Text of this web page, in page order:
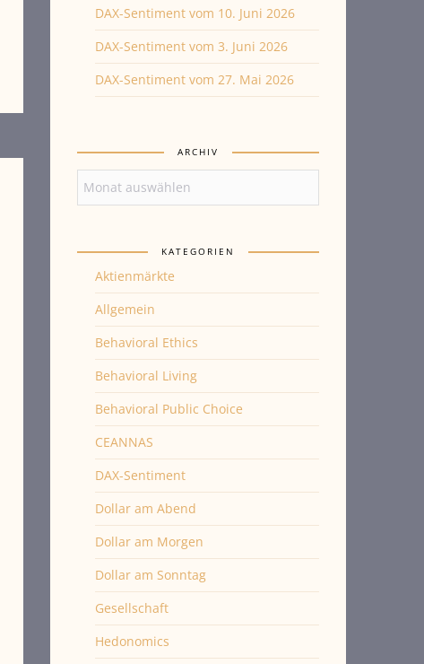
DAX-Sentiment vom 10. Juni 2026
DAX-Sentiment vom 3. Juni 2026
DAX-Sentiment vom 27. Mai 2026
ARCHIV
KATEGORIEN
Aktienmärkte
Allgemein
Behavioral Ethics
Behavioral Living
Behavioral Public Choice
CEANNAS
DAX-Sentiment
Dollar am Abend
Dollar am Morgen
Dollar am Sonntag
Gesellschaft
Hedonomics